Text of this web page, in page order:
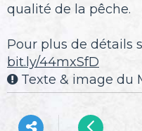
qualité de la pêche.
Pour plus de détails
bit.ly/44mxSfD
Texte & image du